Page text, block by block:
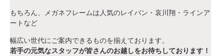
もちろん、メガネフレームは人気のレイバン・哀川翔・ラインア
ートなど
幅広い世代にご案内できるものを揃えております。
若手の元気なスタッフが皆さんのお越しをお待ちしております！